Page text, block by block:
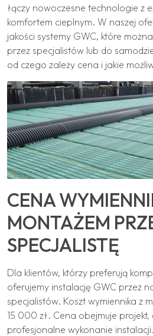
łączy nowoczesne technologie z
komfortem cieplnym. W naszej
jakości systemy GWC, które
przez specjalistów lub do
od czego zależy cena i jakie
CENA
MONTAŻEM
SPECJALISTĘ
Dla klientów, którzy preferują
oferujemy instalację GWC przez
specjalistów. Koszt wymiennika z
15 000 zł. Cena obejmuje
profesjonalne wykonanie instalacji.